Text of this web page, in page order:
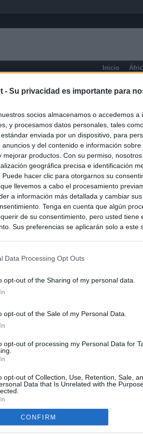
- Su privacidad es importante para
socios almacenamos o accedemos
y procesamos datos personales, tales
enviada por un dispositivo, para
anuncios y del contenido e información
mejorar productos. Con su permiso,
geográfica precisa e identificación
Puede hacer clic para otorgarnos su
llevemos a cabo el procesamiento
a información más detallada y cambiar
Tenga en cuenta que algún
de su consentimiento, pero usted tiene
Sus preferencias se aplicarán solo a este
Data Processing Opt Outs
opt-out of the Sharing of my personal data.
opt-out of the Sale of my Personal Data.
opt-out of processing my Personal Data for
opt-out of Collection, Use, Retention, Sale,
Data that Is Unrelated with the
CONFIRM
Inicio
que el ático comprado por la Comunidad de Madrid
muy poco inteligente"
Ayuso compró el ático de Chamberí por 6,3
cómo ha cambiado su discurso sobre el ático de